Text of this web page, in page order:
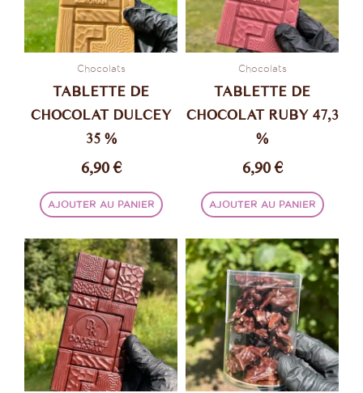
Chocolats
TABLETTE DE
CHOCOLAT DULCEY
35 %
6,90€
AJOUTER AU PANIER
Chocolats
TABLETTE DE
CHOCOLAT RUBY 47,3
%
6,90€
AJOUTER AU PANIER
Ce
Les